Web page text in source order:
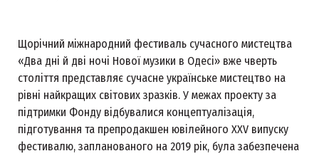
Щорічний міжнародний фестиваль сучасного мистецтва
«Два дні й дві ночі Нової музики в Одесі» вже чверть
століття представляє сучасне українське мистецтво на
рівні найкращих світових зразків. У межах проекту за
підтримки Фонду відбувалися концептуалізація,
підготування та препродакшен ювілейного XXV випуску
фестивалю, запланованого на 2019 рік, була забезпечена